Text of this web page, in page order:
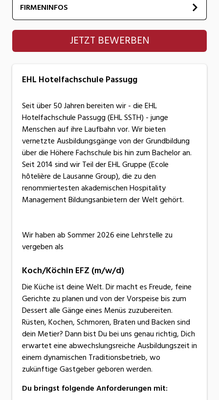
FIRMENINFOS
EHL Hotelfachschule Passugg
JETZT BEWERBEN
EHL Hotelfachschule Passugg
Seit über 50 Jahren bereiten wir - die EHL
Hotelfachschule Passugg (EHL SSTH) - junge
Menschen auf ihre Laufbahn vor. Wir bieten
vernetzte Ausbildungsgänge von der Grundbildung
über die Höhere Fachschule bis hin zum Bachelor an.
Seit 2014 sind wir Teil der EHL Gruppe (Ecole
hôtelière de Lausanne Group), die zu den
renommiertesten akademischen Hospitality
Management Bildungsanbietern der Welt gehört.
Wir haben ab Sommer 2026 eine Lehrstelle zu
vergeben als
Koch/Köchin EFZ (m/w/d)
Die Küche ist deine Welt. Dir macht es Freude, feine
Gerichte zu planen und von der Vorspeise bis zum
Dessert alle Gänge eines Menüs zuzubereiten.
Rüsten, Kochen, Schmoren, Braten und Backen sind
dein Metier? Dann bist Du bei uns genau richtig, Dich
erwartet eine abwechslungsreiche Ausbildungszeit in
einem dynamischen Traditionsbetrieb, wo
zukünftige Gastgeber geboren werden.
Du bringst folgende Anforderungen mit: